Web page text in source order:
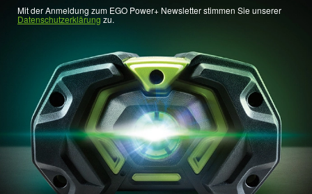
Mit der Anmeldung zum EGO Power+ Newsletter stimmen Sie unserer
Datenschutzerklärung zu.